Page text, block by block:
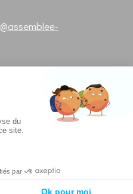
sur les